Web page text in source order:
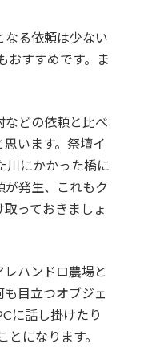
なる依頼は少ない
おすすめです。ま
などの依頼と比べ
います。祭壇イ
川にかかった橋に
発生、これもク
っておきましょ
ハンドロ農場と
目立つオブジェ
に話し掛けたり
になります。